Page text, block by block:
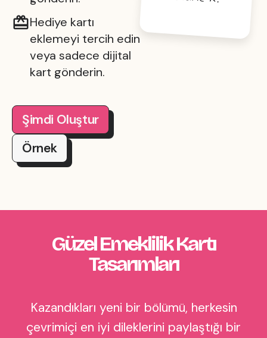
Hediye kartı
eklemeyi tercih edin
veya sadece dijital
kart gönderin.
Şimdi Oluştur
Örnek
Güzel Emeklilik Kartı
Tasarımları
Kazandıkları yeni bir bölümü, herkesin
çevrimiçi en iyi dileklerini paylaştığı bir